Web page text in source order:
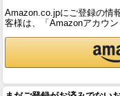
Amazon.co.jpにご登録の情
客様は、「Amazonアカウ